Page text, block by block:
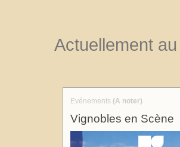
Actuellement
Evénements (A noter)
Vignobles en Scène